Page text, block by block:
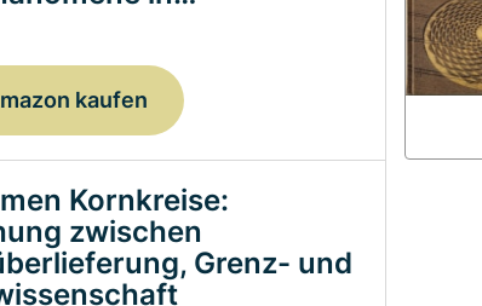
kaufen
Kornkreise:
zwischen
Grenz- und